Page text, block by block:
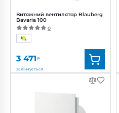
Витяжний вентилятор Blauberg
Bavaria 100
0
3 471₴
закінчується
Blauberg
0688098806
100 мм